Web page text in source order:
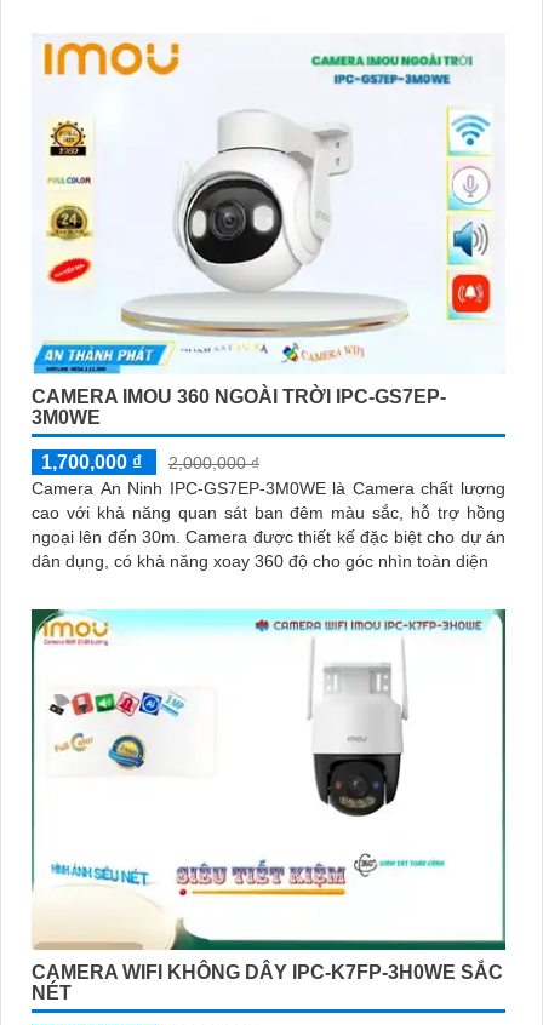
CAMERA IMOU 360 NGOÀI TRỜI IPC-GS7EP-
3M0WE
1,700,000 ₫
2,000,000 ₫
Camera An Ninh IPC-GS7EP-3M0WE là Camera chất lượng
cao với khả năng quan sát ban đêm màu sắc, hỗ trợ hồng
ngoại lên đến 30m. Camera được thiết kế đặc biệt cho dự án
dân dụng, có khả năng xoay 360 độ cho góc nhìn toàn diện
CAMERA WIFI KHÔNG DÂY IPC-K7FP-3H0WE SẮC
NÉT